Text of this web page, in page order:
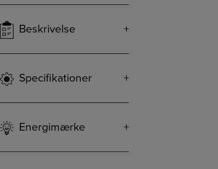
Beskrivelse
Specifikationer
Energimærke